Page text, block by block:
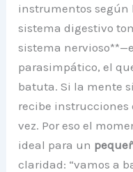
instrumentos según
sistema digestivo
sistema
parasimpático, el
batuta. Si la mente
recibe instrucciones
vez. Por eso el
ideal para un
claridad: “vamos a